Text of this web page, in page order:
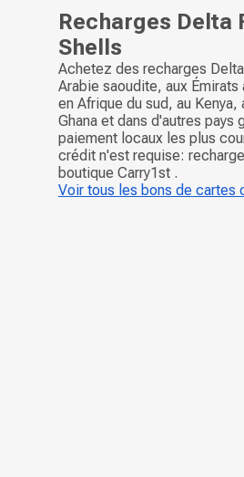
Recharges Delta
Shells
Achetez des recharges
Arabie saoudite, aux Émirats
en Afrique du sud, au
Ghana et dans d'autres pays
paiement locaux les plus
crédit n'est requise:
boutique Carry1st .
Voir tous les bons de cartes